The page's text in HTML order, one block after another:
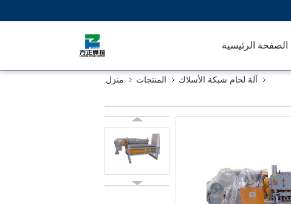
الصفحة الرئيسية
منزل المنتجات آلة لحام شبكة الأسلاك